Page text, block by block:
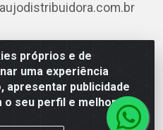
próprios e de
uma experiência
apresentar publicidade
seu perfil e melhorar a
Carneiro de Campos, 42 -
RJ - CEP 20.920-410 -
0003-85